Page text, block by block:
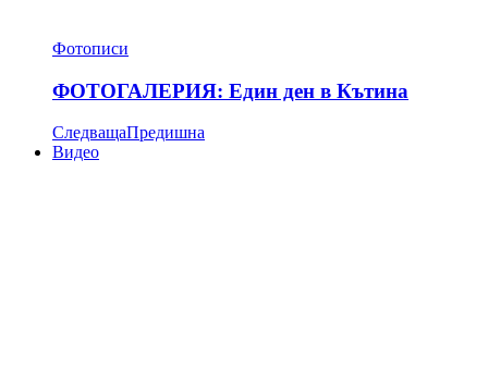
Фотописи
ФОТОГАЛЕРИЯ: Един ден в Кътина
СледващаПредишна
Видео